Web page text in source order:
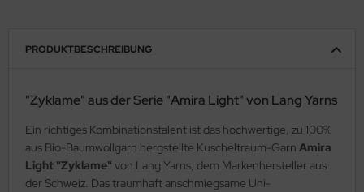
PRODUKTBESCHREIBUNG
"Zyklame" aus der Serie "Amira Light" von Lang Yarns
Ein richtiges Kombinationstalent ist das hochwertige, zu 100%
aus Bio-Baumwollgarn hergstellte Kuscheltraum-Garn Amira
Light "Zyklame" von Lang Yarns, dem Markenhersteller aus
der Schweiz. Das traumhaft anschmiegsame Uni-